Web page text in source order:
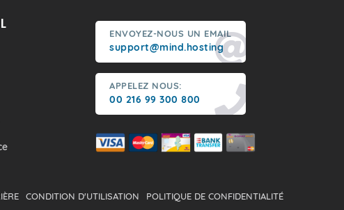
ENVOYEZ-NOUS UN EMAIL
support@mind.hosting
APPELEZ NOUS:
00 216 99 300 800
POLITIQUE DE CONFIDENTIALITÉ
CONDITION D'UTILISATION